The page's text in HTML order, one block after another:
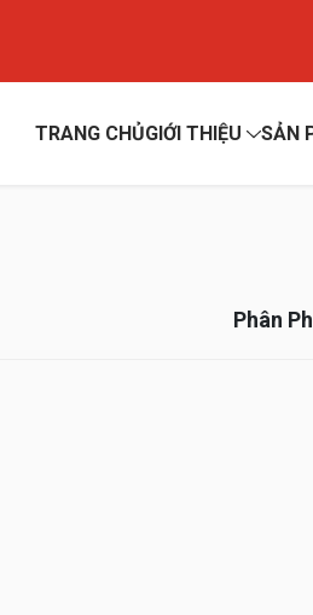
TRANG CHỦGIỚI THIỆU SẢN
Phân